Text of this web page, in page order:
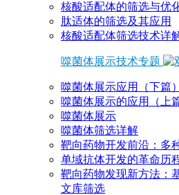
核酸适配体的筛选与优
肽适体的筛选及其应用
核酸适配体筛选技术详
噬菌体展示技术专题
噬菌体展示应用（下篇）
噬菌体展示的应用（上
噬菌体展示
噬菌体筛选详解
靶向药物开发前沿：多
单域抗体开发的革命历
靶向药物发现新方法：
文库筛选